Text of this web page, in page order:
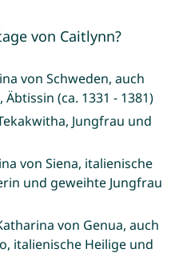
von Caitlynn?
von Schweden, auch
(ca. 1331 - 1381)
Jungfrau und
von Siena, italienische
und geweihte Jungfrau
von Genua, auch
italienische Heilige und